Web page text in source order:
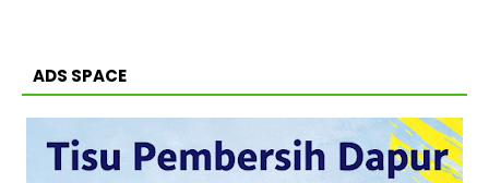
ADS SPACE